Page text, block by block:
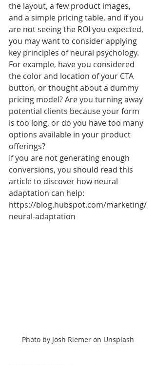
the layout, a few product images,
and a simple pricing table, and if you
are not seeing the ROI you expected,
you may want to consider applying
key principles of neural psychology.
For example, have you considered
the color and location of your CTA
button, or thought about a dummy
pricing model? Are you turning away
potential clients because your form
is too long, or do you have too many
options available in your product
offerings?
If you are not generating enough
conversions, you should read this
article to discover how neural
adaptation can help:
https://blog.hubspot.com/marketing/
neural-adaptation
Photo by Josh Riemer on Unsplash